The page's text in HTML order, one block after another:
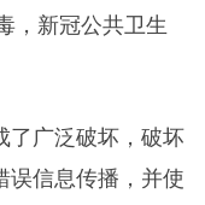
，新冠公共卫生
了广泛破坏，破坏
误信息传播，并使